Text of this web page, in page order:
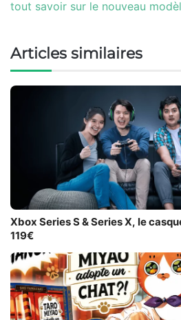
tout savoir sur le nouveau
Articles similaires
Xbox Series S & Series X, le
119€